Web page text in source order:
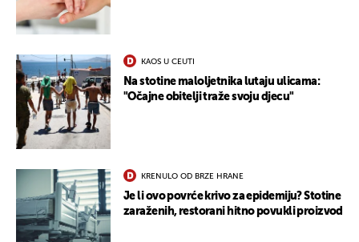
KAOS U CEUTI
Na stotine maloljetnika lutaju ulicama:
"Očajne obitelji traže svoju djecu"
KRENULO OD BRZE HRANE
Je li ovo povrće krivo za epidemiju? Stotine
zaraženih, restorani hitno povukli proizvod